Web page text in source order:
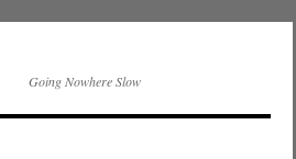
Going Nowhere Slow